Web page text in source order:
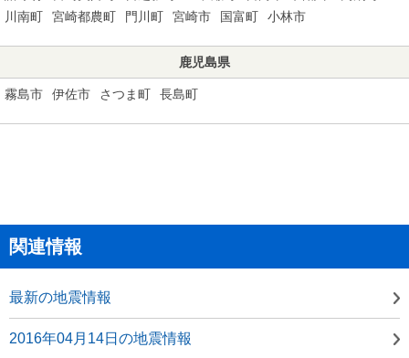
川南町
宮崎都農町 門川町 宮崎市 国富町 小林市
鹿児島県
霧島市 伊佐市 さつま町 長島町
関連情報
最新の地震情報
2016年04月14日の地震情報